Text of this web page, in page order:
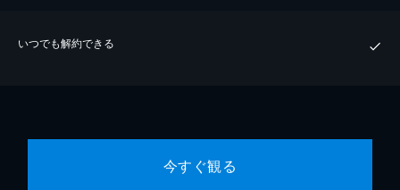
いつでも解約できる
今すぐ観る